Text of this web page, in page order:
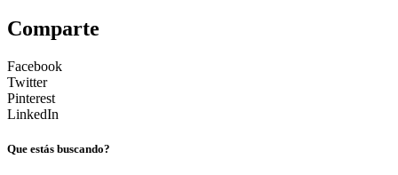
Comparte
Facebook
Twitter
Pinterest
LinkedIn
Que estás buscando?